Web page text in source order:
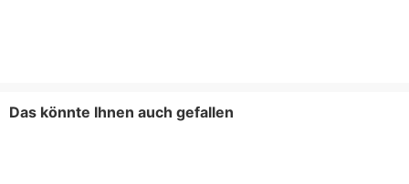
Das könnte Ihnen auch gefallen